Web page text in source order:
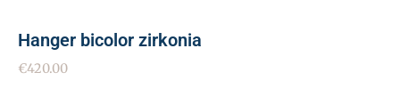
Hanger bicolor zirkonia
€420.00